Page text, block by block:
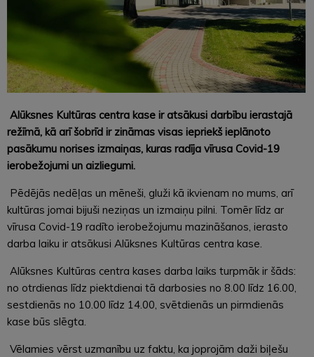
Alūksnes Kultūras centra kase ir atsākusi darbību ierastajā
režīmā, kā arī šobrīd ir zināmas visas iepriekš ieplānoto
pasākumu norises izmaiņas, kuras radīja vīrusa Covid-19
ierobežojumi un aizliegumi.
Pēdējās nedēļas un mēneši, gluži kā ikvienam no mums, arī
kultūras jomai bijuši neziņas un izmaiņu pilni. Tomēr līdz ar
vīrusa Covid-19 radīto ierobežojumu mazināšanos, ierasto
darba laiku ir atsākusi Alūksnes Kultūras centra kase.
Alūksnes Kultūras centra kases darba laiks turpmāk ir šāds:
no otrdienas līdz piektdienai tā darbosies no 8.00 līdz 16.00,
sestdienās no 10.00 līdz 14.00, svētdienās un pirmdienās
kase būs slēgta.
Vēlamies vērst uzmanību uz faktu, ka joprojām daži biļešu